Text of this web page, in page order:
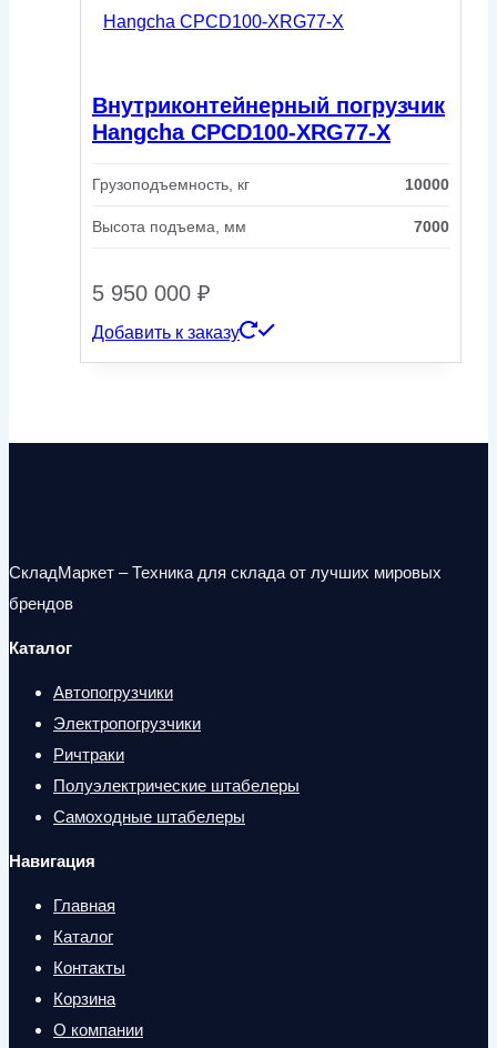
Внутриконтейнерный погрузчик
Hangcha CPCD100-XRG77-X
Грузоподъемность, кг 10000
Высота подъема, мм 7000
5 950 000 ₽
Добавить к заказу
СкладМаркет – Техника для склада от лучших мировых
брендов
Каталог
Автопогрузчики
Электропогрузчики
Ричтраки
Полуэлектрические штабелеры
Самоходные штабелеры
Навигация
Главная
Каталог
Контакты
Корзина
О компании